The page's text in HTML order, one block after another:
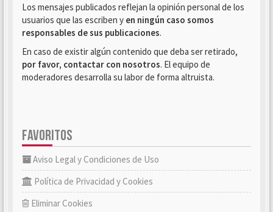
Los mensajes publicados reflejan la opinión personal de los
usuarios que las escriben y en ningún caso somos
responsables de sus publicaciones.
En caso de existir algún contenido que deba ser retirado,
por favor, contactar con nosotros. El equipo de
moderadores desarrolla su labor de forma altruista.
FAVORITOS
Aviso Legal y Condiciones de Uso
Política de Privacidad y Cookies
Eliminar Cookies